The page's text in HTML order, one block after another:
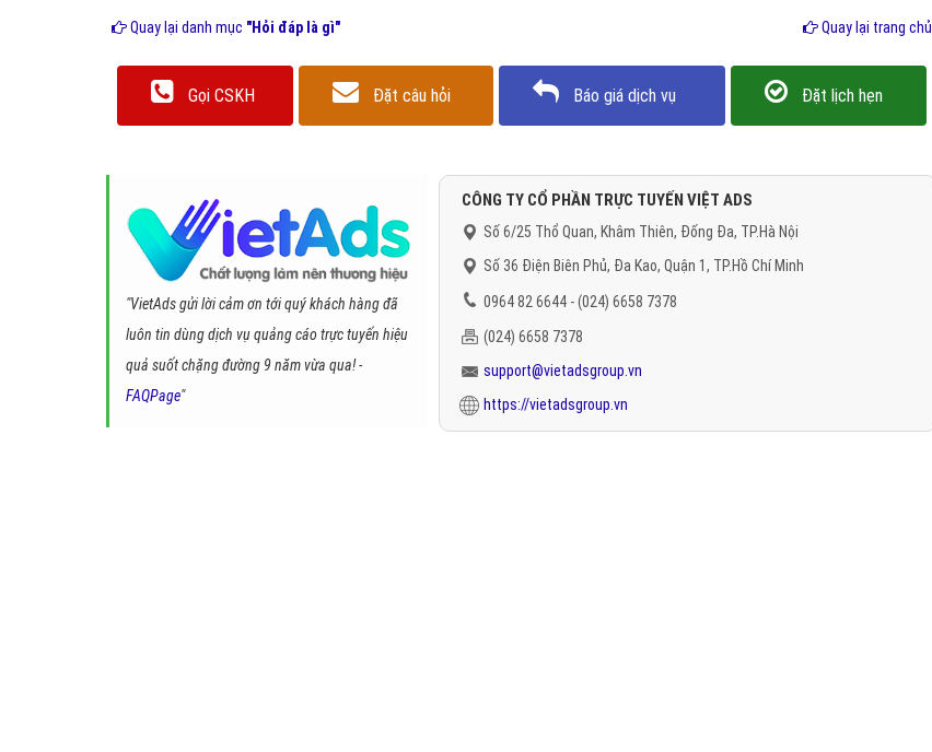
Quay lại danh mục "Hỏi đáp là gì" Quay lại trang chủ
Gọi CSKH Đặt câu hỏi Báo giá dịch vụ Đặt lịch hẹn
"VietAds gửi lời cảm ơn tới quý khách hàng đã
luôn tin dùng dịch vụ quảng cáo trực tuyến hiệu
quả suốt chặng đường 9 năm vừa qua! -
FAQPage"
CÔNG TY CỔ PHẦN TRỰC TUYẾN VIỆT ADS
Số 6/25 Thổ Quan, Khâm Thiên, Đống Đa, TP.Hà Nội
Số 36 Điện Biên Phủ, Đa Kao, Quận 1, TP.Hồ Chí Minh
0964 82 6644 - (024) 6658 7378
(024) 6658 7378
support@vietadsgroup.vn
https://vietadsgroup.vn